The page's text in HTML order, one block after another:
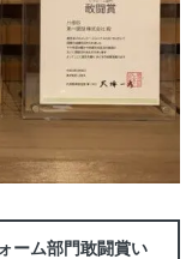
ーム部門敢闘賞い